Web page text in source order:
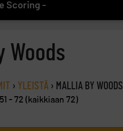
Scoring -
Woods
› YLEISTÄ › MALLIA BY WOODS
- 72 (kaikkiaan 72)